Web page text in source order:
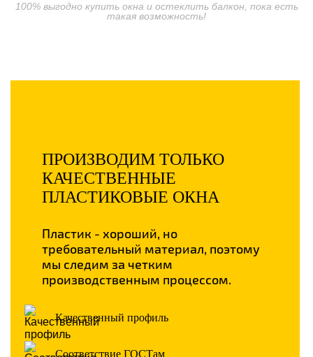
100% выгодно купить окна и остеклить балкон, пока есть
такая возможность!
ПРОИЗВОДИМ ТОЛЬКО
КАЧЕСТВЕННЫЕ
ПЛАСТИКОВЫЕ ОКНА
Пластик - хороший, но
требовательный материал, поэтому
мы следим за четким
производственным процессом.
Качественный профиль
Соответствие ГОСТам